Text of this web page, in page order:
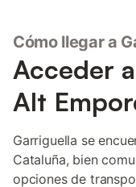
Cómo llegar a
Acceder
Alt
Garriguella se
Cataluña, bien
opciones de